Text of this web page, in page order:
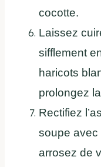
cocotte.
Laissez
sifflement
haricots
prolongez
Rectifiez
soupe avec
arrosez de